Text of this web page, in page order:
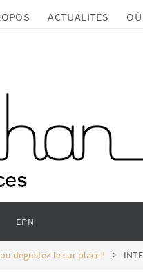
ACTUALITÉS
EPN
dégustez-le sur place !